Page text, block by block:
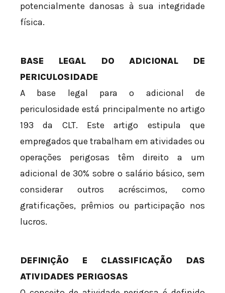
potencialmente danosas à sua integridade
física.
BASE LEGAL DO ADICIONAL DE
PERICULOSIDADE
A base legal para o adicional de
periculosidade está principalmente no artigo
193 da CLT. Este artigo estipula que
empregados que trabalham em atividades ou
operações perigosas têm direito a um
adicional de 30% sobre o salário básico, sem
considerar outros acréscimos, como
gratificações, prêmios ou participação nos
lucros.
DEFINIÇÃO E CLASSIFICAÇÃO DAS
ATIVIDADES PERIGOSAS